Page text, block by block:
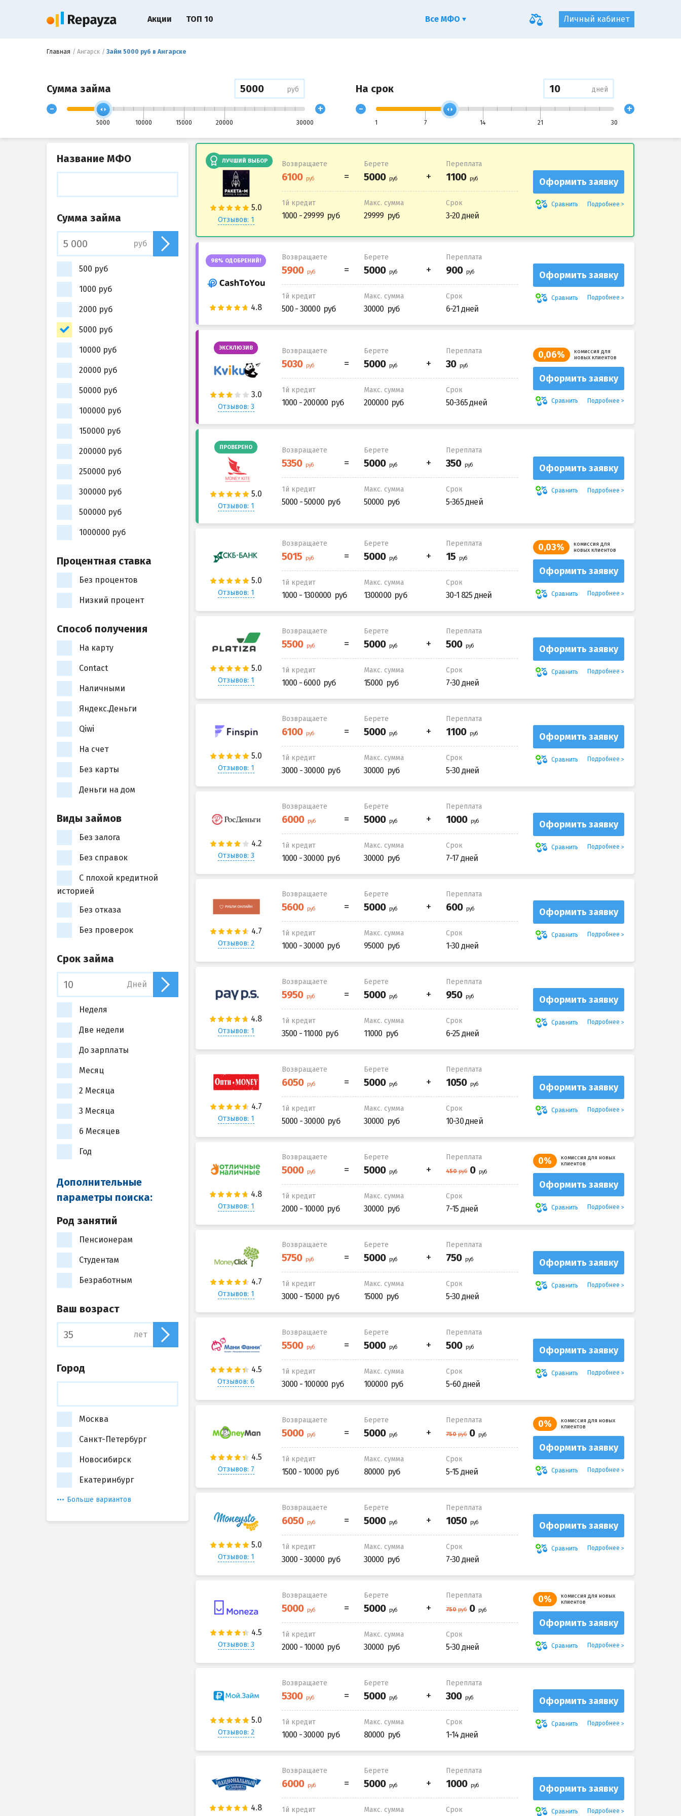
Главная Ангарск Займ 5000 руб в Ангарске
Сумма займа руб
-
5000 10000 15000 20000 30000
+
На срок дней
-
1 7 14 21 30
+
ЛУЧШИЙ ВЫБОР
Отзывов: 1
Возвращаете Берете Переплата
1й кредит
1000 - 29999
Макс. сумма
29999
Срок
3-20 дней
Оформить заявку
Сравнить Подробнее
98% ОДОБРЕНИЙ! Возвращаете Берете Переплата
1й кредит
500 - 30000
Макс. сумма
30000
Срок
6-21 дней
Оформить заявку
Сравнить Подробнее
ЭКСКЛЮЗИВ
Отзывов: 3
Возвращаете Берете Переплата
1й кредит
1000 - 200000
Макс. сумма
200000
Срок
50-365 дней
0,06%
комиссия для
новых клиентов
Оформить заявку
Сравнить Подробнее
ПРОВЕРЕНО
Отзывов: 1
Возвращаете Берете Переплата
1й кредит
5000 - 50000
Макс. сумма
50000
Срок
5-365 дней
Оформить заявку
Сравнить Подробнее
Отзывов: 1
Возвращаете Берете Переплата
1й кредит
1000 - 1300000
Макс. сумма
1300000
Срок
30-1 825 дней
0,03%
комиссия для
новых клиентов
Оформить заявку
Сравнить Подробнее
Отзывов: 1
Возвращаете Берете Переплата
1й кредит
1000 - 6000
Макс. сумма
15000
Срок
7-30 дней
Оформить заявку
Сравнить Подробнее
Отзывов: 1
Возвращаете Берете Переплата
1й кредит
3000 - 30000
Макс. сумма
30000
Срок
5-30 дней
Оформить заявку
Сравнить Подробнее
Отзывов: 3
Возвращаете Берете Переплата
1й кредит
1000 - 30000
Макс. сумма
30000
Срок
7-17 дней
Оформить заявку
Сравнить Подробнее
Отзывов: 2
Возвращаете Берете Переплата
1й кредит
1000 - 30000
Макс. сумма
95000
Срок
1-30 дней
Оформить заявку
Сравнить Подробнее
Отзывов: 1
Возвращаете Берете Переплата
1й кредит
3500 - 11000
Макс. сумма
11000
Срок
6-25 дней
Оформить заявку
Сравнить Подробнее
Отзывов: 1
Возвращаете Берете Переплата
1й кредит
5000 - 30000
Макс. сумма
30000
Срок
10-30 дней
Оформить заявку
Сравнить Подробнее
Отзывов: 1
Возвращаете Берете Переплата
1й кредит
2000 - 10000
Макс. сумма
30000
Срок
7-15 дней
0%
комиссия для новых
клиентов
Оформить заявку
Сравнить Подробнее
Отзывов: 1
Возвращаете Берете Переплата
1й кредит
3000 - 15000
Макс. сумма
15000
Срок
5-30 дней
Оформить заявку
Сравнить Подробнее
Отзывов: 6
Возвращаете Берете Переплата
1й кредит
3000 - 100000
Макс. сумма
100000
Срок
5-60 дней
Оформить заявку
Сравнить Подробнее
Отзывов: 7
Возвращаете Берете Переплата
1й кредит
1500 - 10000
Макс. сумма
80000
Срок
5-15 дней
0%
комиссия для новых
клиентов
Оформить заявку
Сравнить Подробнее
Отзывов: 1
Возвращаете Берете Переплата
1й кредит
3000 - 30000
Макс. сумма
30000
Срок
7-30 дней
Оформить заявку
Сравнить Подробнее
Отзывов: 3
Возвращаете Берете Переплата
1й кредит
2000 - 10000
Макс. сумма
30000
Срок
5-30 дней
0%
комиссия для новых
клиентов
Оформить заявку
Сравнить Подробнее
Отзывов: 2
Возвращаете Берете Переплата
1й кредит
1000 - 30000
Макс. сумма
80000
Срок
1-14 дней
Оформить заявку
Сравнить Подробнее
Возвращаете Берете Переплата
1й кредит Макс. сумма Срок
Оформить заявку
Сравнить Подробнее
Название МФО
Сумма займа
руб
500 руб
1000 руб
2000 руб
5000 руб
10000 руб
20000 руб
50000 руб
100000 руб
150000 руб
200000 руб
250000 руб
300000 руб
500000 руб
1000000 руб
Процентная ставка
Без процентов
Низкий процент
Способ получения
На карту
Contact
Наличными
Яндекс.Деньги
Qiwi
На счет
Без карты
Деньги на дом
Виды займов
Без залога
Без справок
С плохой кредитной
историей
Без отказа
Без проверок
Срок займа
Дней
Неделя
Две недели
До зарплаты
Месяц
2 Месяца
3 Месяца
6 Месяцев
Год
Дополнительные
параметры поиска:
Род занятий
Пенсионерам
Студентам
Безработным
Ваш возраст
лет
Город
Москва
Санкт-Петербург
Новосибирск
Екатеринбург
Больше вариантов
Личный кабинет
Акции ТОП 10 Все МФО